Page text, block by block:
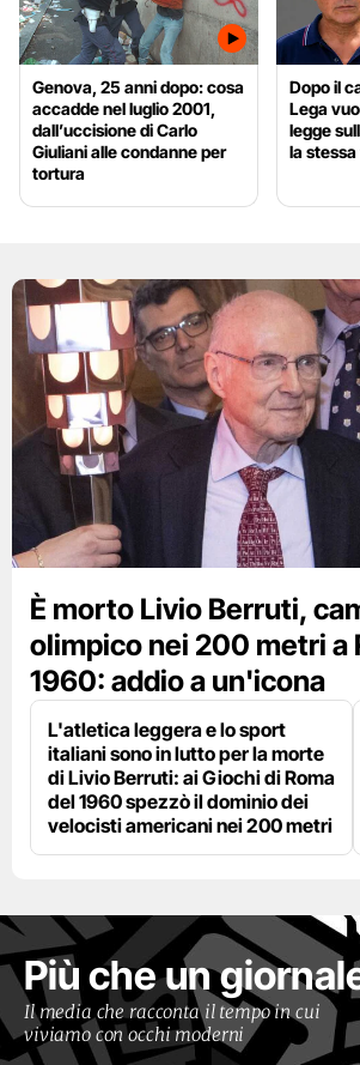
Genova, 25 anni dopo: cosa
accadde nel luglio 2001,
dall’uccisione di Carlo
Giuliani alle condanne per
tortura
Dopo il
Lega
legge
la
È morto Livio Berruti,
olimpico nei 200 metri a
1960: addio a un'icona
L'atletica leggera e lo sport
italiani sono in lutto per la morte
di Livio Berruti: ai Giochi di Roma
del 1960 spezzò il dominio dei
velocisti americani nei 200 metri
Più che un
Il media che racconta il tempo in cui
viviamo con occhi moderni